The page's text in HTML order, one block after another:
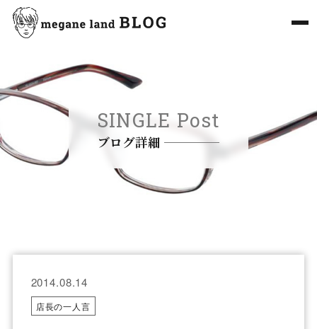
SINGLE Post
ブログ詳細
2014.08.14
店長の一人言